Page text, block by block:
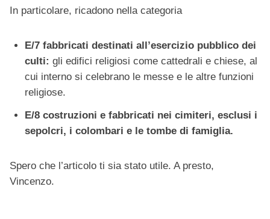
In particolare, ricadono nella categoria
E/7 fabbricati destinati all’esercizio pubblico dei
culti: gli edifici religiosi come cattedrali e chiese, al
cui interno si celebrano le messe e le altre funzioni
religiose.
E/8 costruzioni e fabbricati nei cimiteri, esclusi i
sepolcri, i colombari e le tombe di famiglia.
Spero che l’articolo ti sia stato utile. A presto,
Vincenzo.